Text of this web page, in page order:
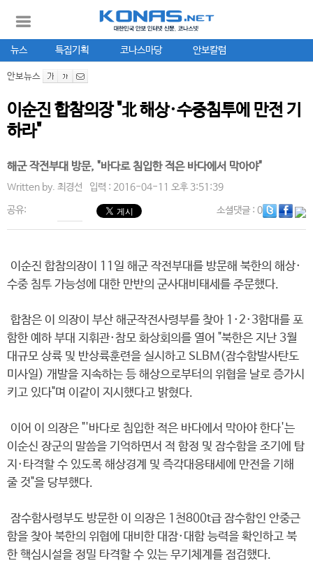
뉴스 특집기획 코나스마당 안보칼럼
안보뉴스
이순진 합참의장 "北 해상·수중침투에 만전 기
하라"
해군 작전부대 방문, "바다로 침입한 적은 바다에서 막아야"
Written by. 최경선 입력 : 2016-04-11 오후 3:51:39
공유: 소셜댓글: 0
이순진 합참의장이 11일 해군 작전부대를 방문해 북한의 해상·
수중 침투 가능성에 대한 만반의 군사대비태세를 주문했다.
합참은 이 의장이 부산 해군작전사령부를 찾아 1·2·3함대를 포
함한 예하 부대 지휘관·참모 화상회의를 열어 "북한은 지난 3월
대규모 상륙 및 반상륙훈련을 실시하고 SLBM(잠수함발사탄도
미사일) 개발을 지속하는 등 해상으로부터의 위협을 날로 증가시
키고 있다"며 이같이 지시했다고 밝혔다.
이어 이 의장은 "'바다로 침입한 적은 바다에서 막아야 한다'는
이순신 장군의 말씀을 기억하면서 적 함정 및 잠수함을 조기에 탐
지·타격할 수 있도록 해상경계 및 즉각대응태세에 만전을 기해
줄 것"을 당부했다.
잠수함사령부도 방문한 이 의장은 1천800t급 잠수함인 안중근
함을 찾아 북한의 위협에 대비한 대잠·대함 능력을 확인하고 북
한 핵심시설을 정밀 타격할 수 있는 무기체계를 점검했다.